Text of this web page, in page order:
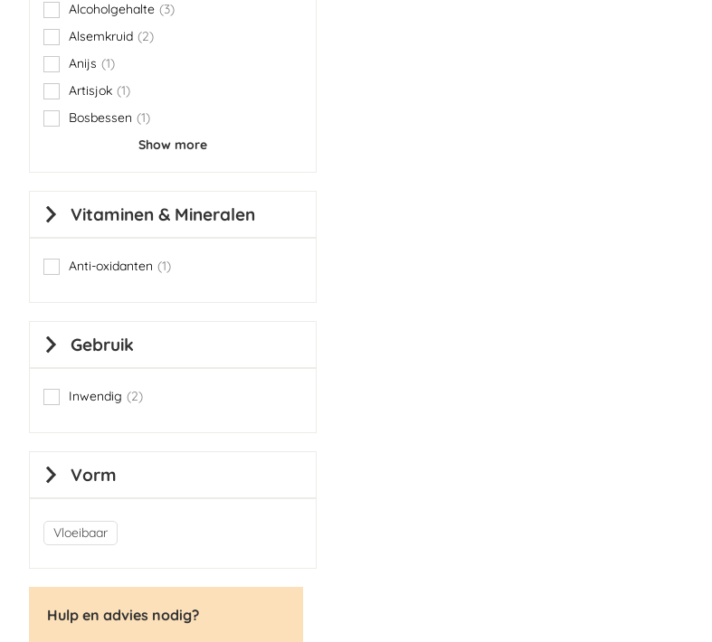
Alcoholgehalte 3
items
Alsemkruid
2
items
Anijs
1
item
Artisjok 1
item
Bosbessen
1
item
Show more
Vitaminen & Mineralen
Anti-oxidanten 1
item
Gebruik
Inwendig 2
items
Vorm
Vloeibaar
Hulp en advies nodig?